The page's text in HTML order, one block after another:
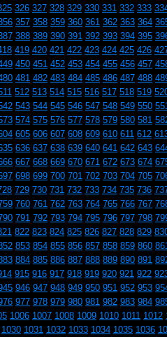
326 327 328 329 330 331 332 333
357 358 359 360 361 362 363 364
388 389 390 391 392 393 394 395
419 420 421 422 423 424 425 426
450 451 452 453 454 455 456 457
481 482 483 484 485 486 487 488
512 513 514 515 516 517 518 519
543 544 545 546 547 548 549 550 551
574 575 576 577 578 579 580 581
605 606 607 608 609 610 611 612
636 637 638 639 640 641 642 643
667 668 669 670 671 672 673 674
698 699 700 701 702 703 704 705
729 730 731 732 733 734 735 736
760 761 762 763 764 765 766 767
791 792 793 794 795 796 797 798
822 823 824 825 826 827 828 829
853 854 855 856 857 858 859 860 861
884 885 886 887 888 889 890 891
915 916 917 918 919 920 921 922
946 947 948 949 950 951 952 953
977 978 979 980 981 982 983 984
1006 1007 1008 1009 1010 1011 1012
1030 1031 1032 1033 1034 1035 1036